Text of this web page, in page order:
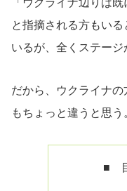
「ウクライナ辺りは
と指摘される方もい
いるが、全くステージ
だから、ウクライナ
もちょっと違うと思う
■